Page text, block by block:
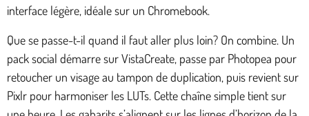
interface légère, idéale sur un Chromebook.
Que se passe-t-il quand il faut aller plus loin? On combine. Un
pack social démarre sur VistaCreate, passe par Photopea pour
retoucher un visage au tampon de duplication, puis revient sur
Pixlr pour harmoniser les LUTs. Cette chaîne simple tient sur